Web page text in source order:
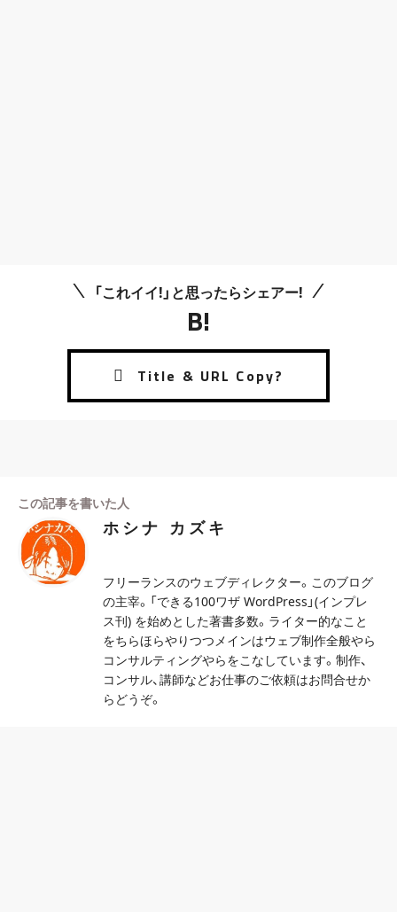
「これイイ!」と思ったらシェアー!
B!
この記事を書いた人
ホシナ カズキ
フリーランスのウェブディレクター。このブログ
の主宰。「できる100ワザ WordPress」(インプレ
ス刊) を始めとした著書多数。ライター的なこと
をちらほらやりつつメインはウェブ制作全般やら
コンサルティングやらをこなしています。制作、
コンサル、講師などお仕事のご依頼はお問合せか
らどうぞ。